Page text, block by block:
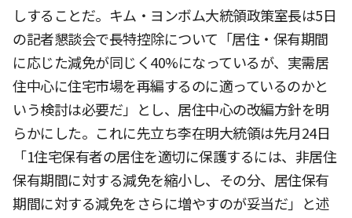
しすることだ。キム・ヨンボム大統領政策室長は5日
の記者懇談会で長特控除について「居住・保有期間
に応じた減免が同じく40%になっているが、実需居
住中心に住宅市場を再編するのに適っているのかと
いう検討は必要だ」とし、居住中心の改編方針を明
らかにした。これに先立ち李在明大統領は先月24日
「1住宅保有者の居住を適切に保護するには、非居住
保有期間に対する減免を縮小し、その分、居住保有
期間に対する減免をさらに増やすのが妥当だ」と述